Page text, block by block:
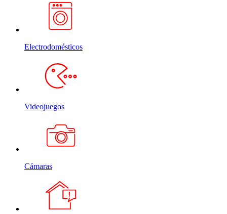
Electrodomésticos
Videojuegos
Cámaras